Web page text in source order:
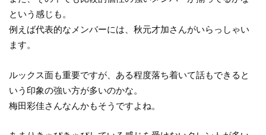
という感じも。
例えば代表的なメンバーには、秋元才加さんがいらっしゃい
ます。
ルックス面も重要ですが、ある程度落ち着いて話もできると
いう印象の強い方が多いのかな。
梅田彩佳さんなんかもそうですよね。